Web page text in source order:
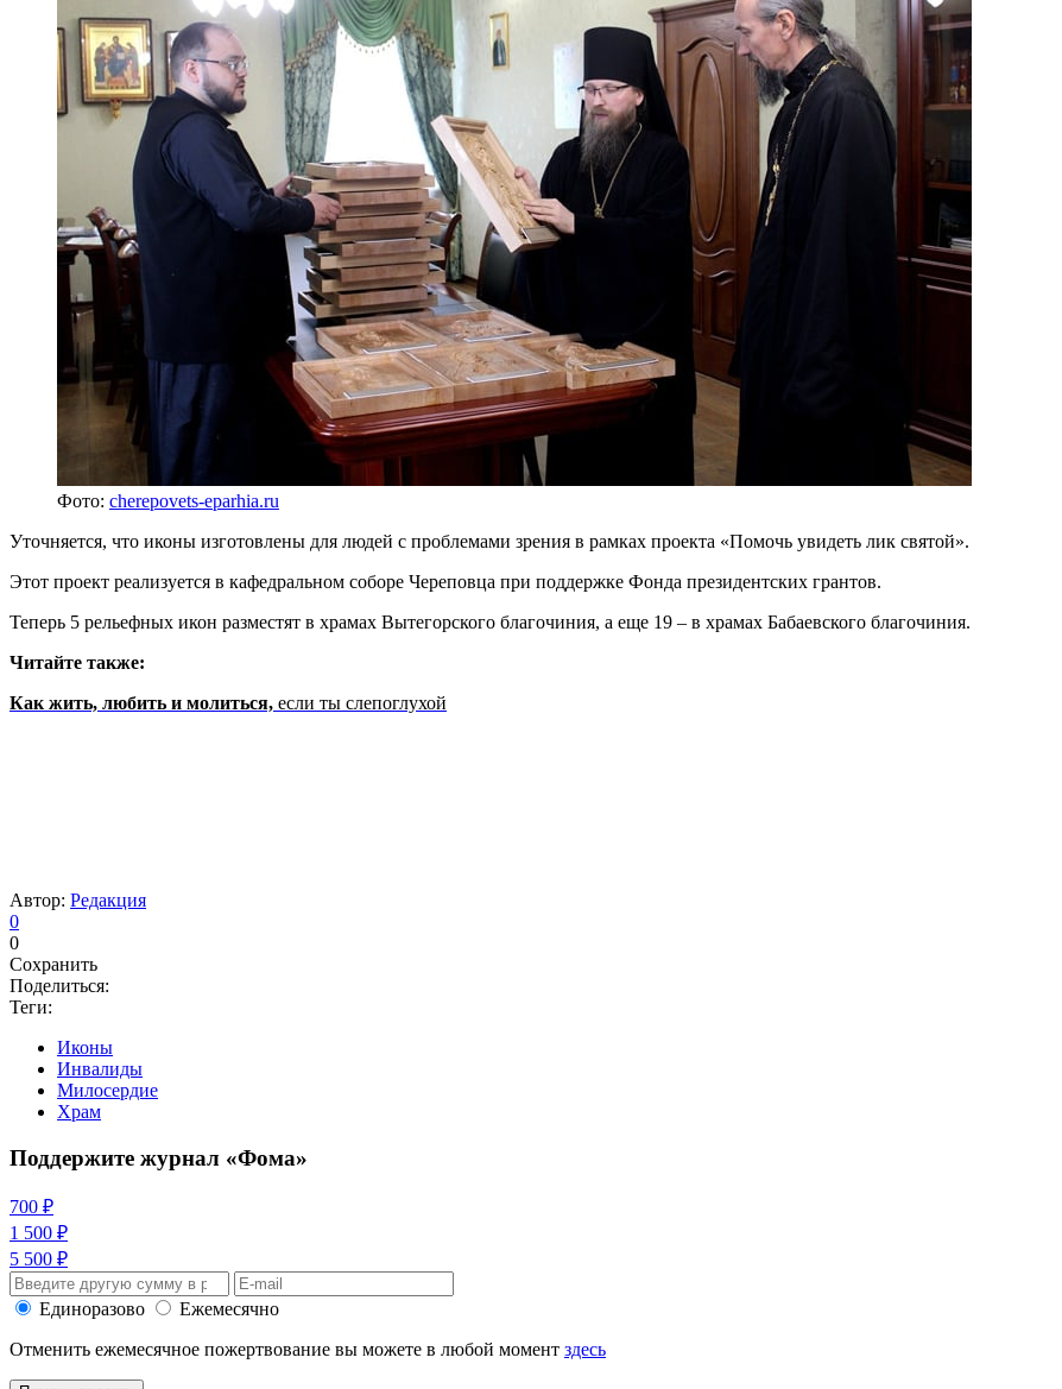
Фото: cherepovets-eparhia.ru
Уточняется, что иконы изготовлены для людей с проблемами зрения в рамках проекта «Помочь увидеть лик святой».
Этот проект реализуется в кафедральном соборе Череповца при поддержке Фонда президентских грантов.
Теперь 5 рельефных икон разместят в храмах Вытегорского благочиния, а еще 19 – в храмах Бабаевского благочиния.
Читайте также:
Как жить, любить и молиться, если ты слепоглухой
Автор: Редакция
0
0
Сохранить
Поделиться:
Теги:
Иконы
Инвалиды
Милосердие
Храм
Поддержите журнал «Фома»
700 ₽
1 500 ₽
5 500 ₽
Единоразово
Ежемесячно
Отменить ежемесячное пожертвование вы можете в любой момент здесь